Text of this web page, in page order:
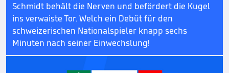
Schmidt behält die Nerven und befördert die Kugel
ins verwaiste Tor. Welch ein Debüt für den
schweizerischen Nationalspieler knapp sechs
Minuten nach seiner Einwechslung!